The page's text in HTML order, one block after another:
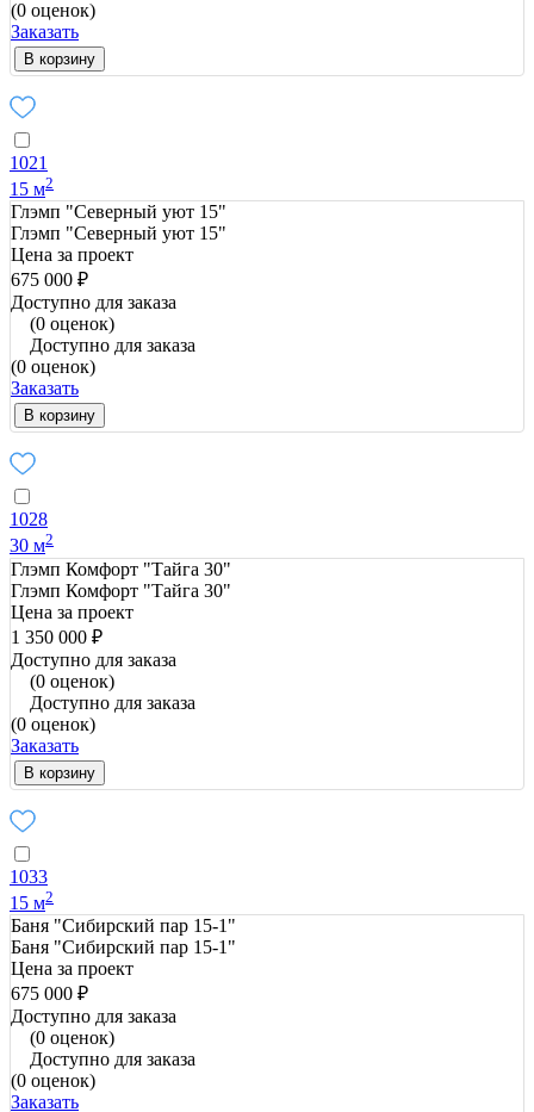
(0 оценок)
Заказать
В корзину
1021
15 м2
Глэмп "Северный уют 15"
Глэмп "Северный уют 15"
Цена за проект
675 000 ₽
Доступно для заказа
(0 оценок)
Доступно для заказа
(0 оценок)
Заказать
В корзину
1028
30 м2
Глэмп Комфорт "Тайга 30"
Глэмп Комфорт "Тайга 30"
Цена за проект
1 350 000 ₽
Доступно для заказа
(0 оценок)
Доступно для заказа
(0 оценок)
Заказать
В корзину
1033
15 м2
Баня "Сибирский пар 15-1"
Баня "Сибирский пар 15-1"
Цена за проект
675 000 ₽
Доступно для заказа
(0 оценок)
Доступно для заказа
(0 оценок)
Заказать